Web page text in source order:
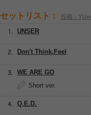
セットリスト： 投稿：YU∞
Q.E.D.
WE ARE GO
Short ver.
UNSER
Don't Think.Feel